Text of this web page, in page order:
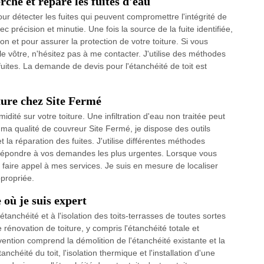
détecter les fuites qui peuvent compromettre l'intégrité de
précision et minutie. Une fois la source de la fuite identifiée,
et pour assurer la protection de votre toiture. Si vous
vôtre, n'hésitez pas à me contacter. J'utilise des méthodes
La demande de devis pour l'étanchéité de toit est
chez Site Fermé
sur votre toiture. Une infiltration d'eau non traitée peut
qualité de couvreur Site Fermé, je dispose des outils
la réparation des fuites. J'utilise différentes méthodes
à vos demandes les plus urgentes. Lorsque vous
appel à mes services. Je suis en mesure de localiser
je suis expert
et à l'isolation des toits-terrasses de toutes sortes
de toiture, y compris l'étanchéité totale et
comprend la démolition de l'étanchéité existante et la
du toit, l'isolation thermique et l'installation d'une